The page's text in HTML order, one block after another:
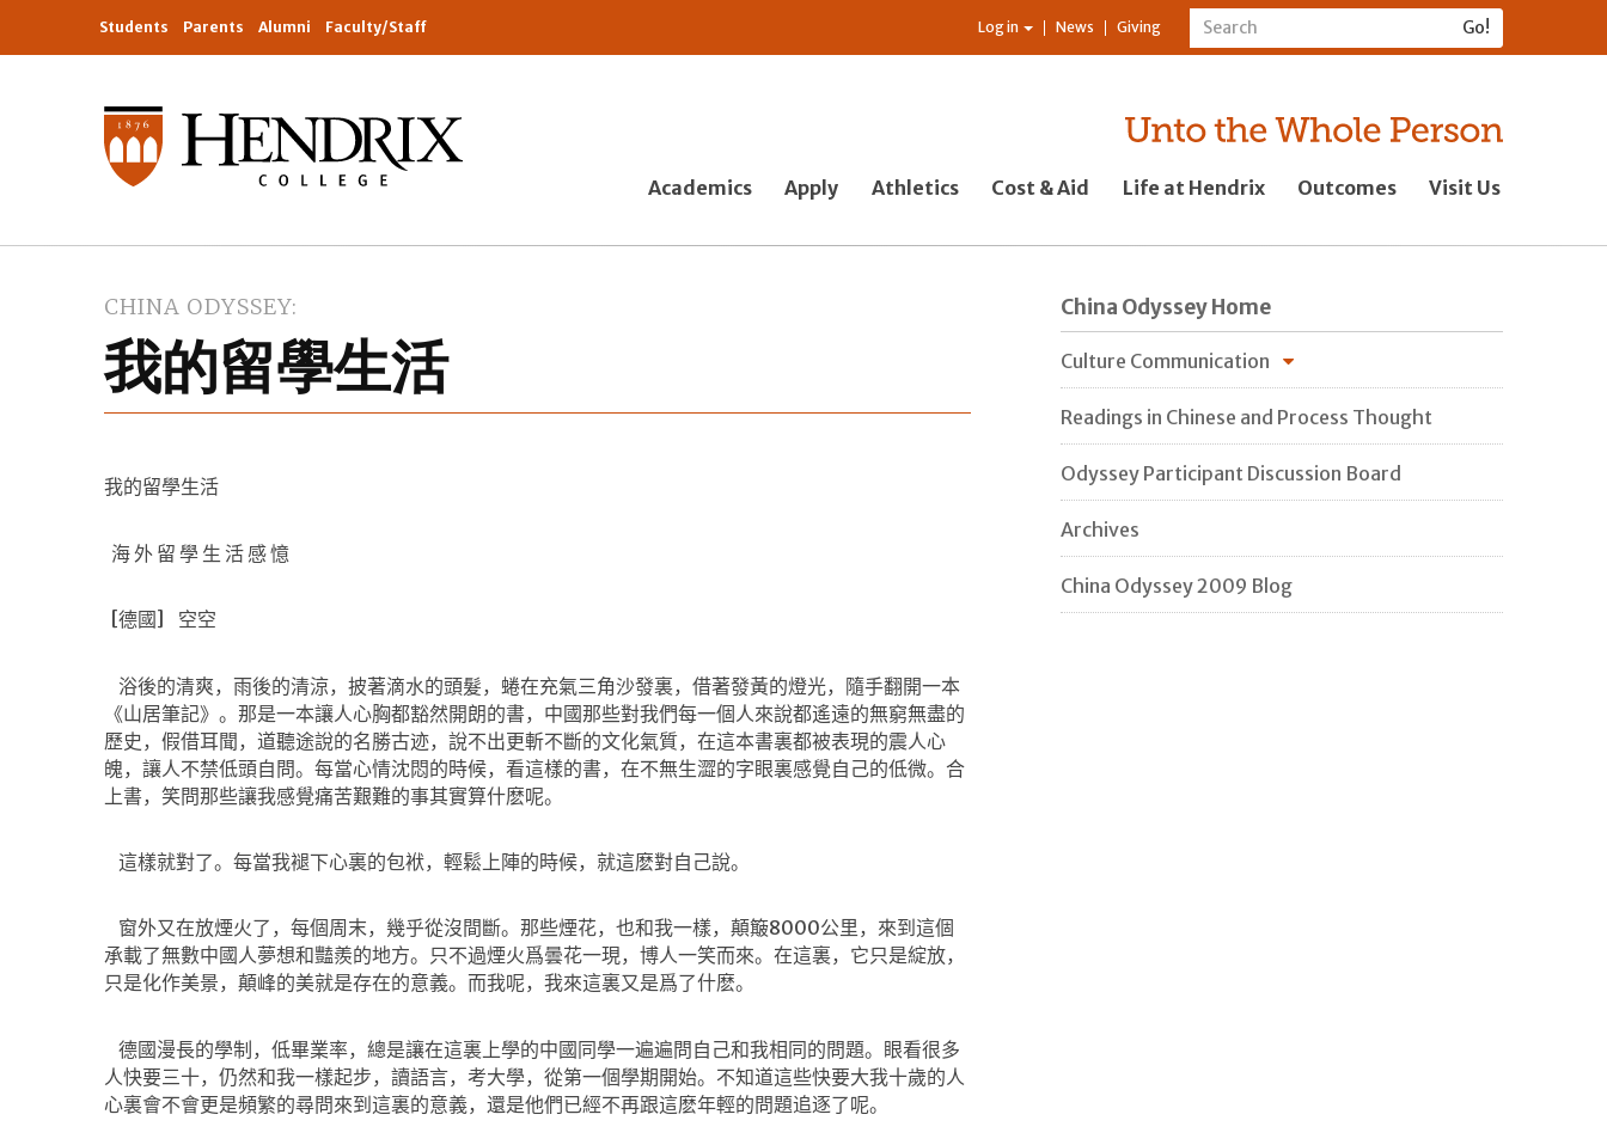
Students Parents Alumni Faculty/Staff Log in News Giving
Academics Apply Athletics Cost & Aid Life at Hendrix Outcomes Visit Us
CHINA ODYSSEY
我的留學生活
我的留學生活
海 外 留 學 生 活 感 憶
[德國] 空空
浴後的清爽，雨後的清涼，披著滴水的頭髮，蜷在充氣三角沙發裏，借著發黃的燈光，隨手翻開一本
《山居筆記》。那是一本讓人心胸都豁然開朗的書，中國那些對我們每一個人來說都遙遠的無窮無盡的
歷史，假借耳聞，道聽途說的名勝古迹，說不出更斬不斷的文化氣質，在這本書裏都被表現的震人心
魄，讓人不禁低頭自問。每當心情沈悶的時候，看這樣的書，在不無生澀的字眼裏感覺自己的低微。合
上書，笑問那些讓我感覺痛苦艱難的事其實算什麽呢。
這樣就對了。每當我褪下心裏的包袱，輕鬆上陣的時候，就這麽對自己說。
窗外又在放煙火了，每個周末，幾乎從沒間斷。那些煙花，也和我一樣，顛簸8000公里，來到這個
承載了無數中國人夢想和豔羨的地方。只不過煙火爲曇花一現，博人一笑而來。在這裏，它只是綻放，
只是化作美景，顛峰的美就是存在的意義。而我呢，我來這裏又是爲了什麽。
德國漫長的學制，低畢業率，總是讓在這裏上學的中國同學一遍遍問自己和我相同的問題。眼看很多
人快要三十，仍然和我一樣起步，讀語言，考大學，從第一個學期開始。不知道這些快要大我十歲的人
心裏會不會更是頻繁的尋問來到這裏的意義，還是他們已經不再跟這麽年輕的問題追逐了呢。
China Odyssey Home
Culture Communication
Readings in Chinese and Process Thought
Odyssey Participant Discussion Board
Archives
China Odyssey 2009 Blog